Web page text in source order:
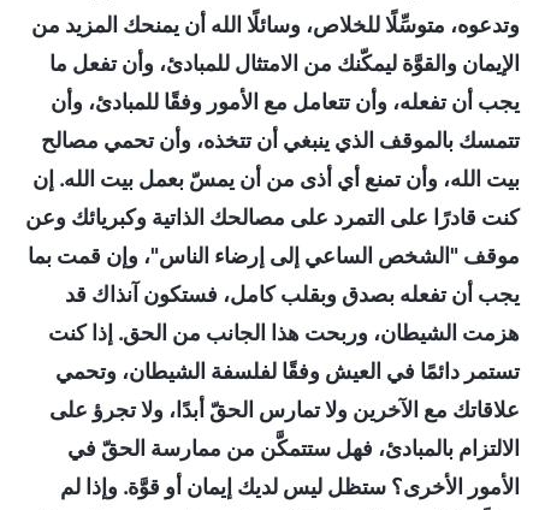
وتدعوه، متوسِّلًا للخلاص، وسائلًا الله أن يمنحك المزيد من
الإيمان والقوَّة ليمكّنك من الامتثال للمبادئ، وأن تفعل ما
يجب أن تفعله، وأن تتعامل مع الأمور وفقًا للمبادئ، وأن
تتمسك بالموقف الذي ينبغي أن تتخذه، وأن تحمي مصالح
بيت الله، وأن تمنع أي أذى من أن يمسّ بعمل بيت الله. إن
كنت قادرًا على التمرد على مصالحك الذاتية وكبريائك وعن
موقف "الشخص الساعي إلى إرضاء الناس"، وإن قمت بما
يجب أن تفعله بصدق وبقلب كامل، فستكون آنذاك قد
هزمت الشيطان، وربحت هذا الجانب من الحق. إذا كنت
تستمر دائمًا في العيش وفقًا لفلسفة الشيطان، وتحمي
علاقاتك مع الآخرين ولا تمارس الحقّ أبدًا، ولا تجرؤ على
الالتزام بالمبادئ، فهل ستتمكَّن من ممارسة الحقّ في
الأمور الأخرى؟ ستظل ليس لديك إيمان أو قوَّة. وإذا لم